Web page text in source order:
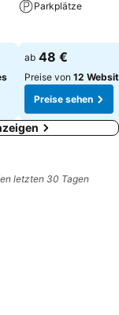
Parkplätze
ab 48 €
Preise von 12
Preise sehen
letzten 30 Tagen